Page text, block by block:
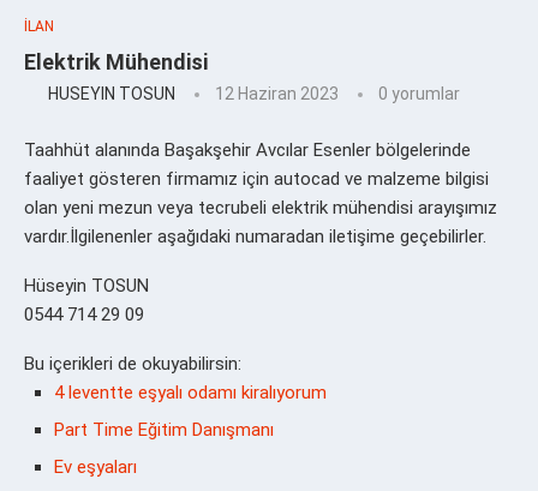
İLAN
Elektrik Mühendisi
HUSEYIN TOSUN 12 Haziran 2023 0 yorumlar
Taahhüt alanında Başakşehir Avcılar Esenler bölgelerinde
faaliyet gösteren firmamız için autocad ve malzeme bilgisi
olan yeni mezun veya tecrubeli elektrik mühendisi arayışımız
vardır.İlgilenenler aşağıdaki numaradan iletişime geçebilirler.
Hüseyin TOSUN
0544 714 29 09
Bu içerikleri de okuyabilirsin:
4 leventte eşyalı odamı kiralıyorum
Part Time Eğitim Danışmanı
Ev eşyaları